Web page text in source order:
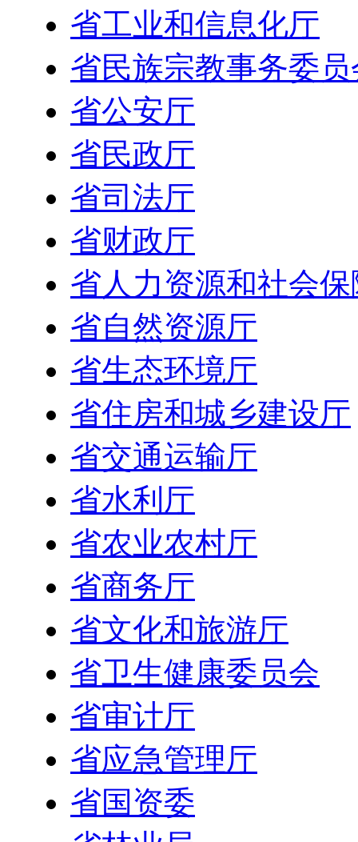
省工业和信息化厅
省民族宗教事务委员
省公安厅
省民政厅
省司法厅
省财政厅
省人力资源和社会
省自然资源厅
省生态环境厅
省住房和城乡建设厅
省交通运输厅
省水利厅
省农业农村厅
省商务厅
省文化和旅游厅
省卫生健康委员会
省审计厅
省应急管理厅
省国资委